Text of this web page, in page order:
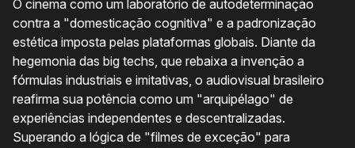
O cinema como um laboratório de autodeterminação
contra a "domesticação cognitiva" e a padronização
estética imposta pelas plataformas globais. Diante da
hegemonia das big techs, que rebaixa a invenção a
fórmulas industriais e imitativas, o audiovisual brasileiro
reafirma sua potência como um "arquipélago" de
experiências independentes e descentralizadas.
Superando a lógica de "filmes de exceção" para